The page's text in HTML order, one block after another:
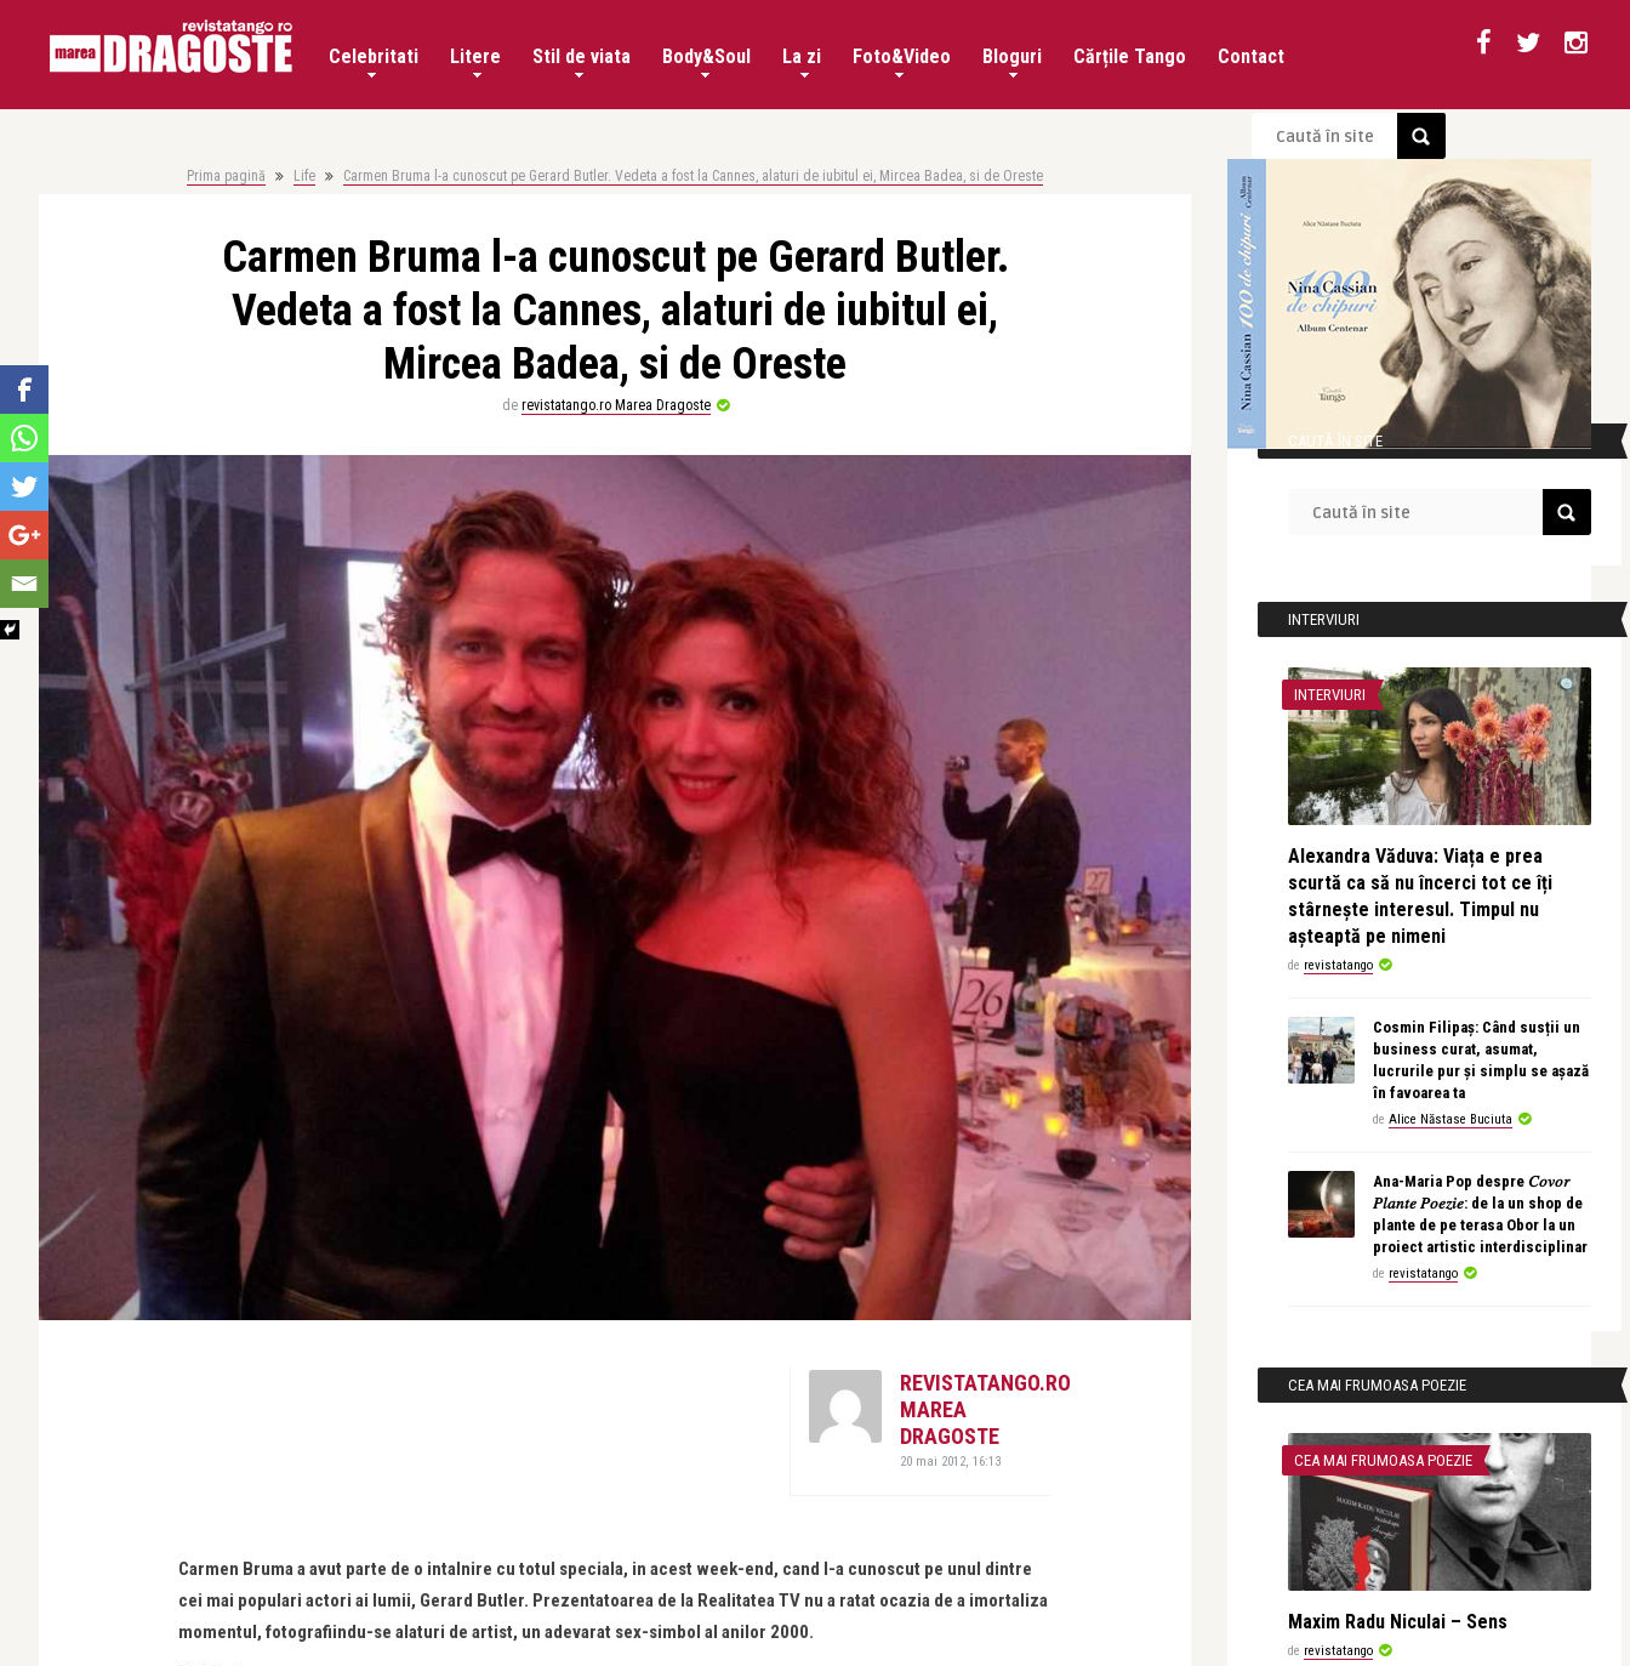
Celebritati Litere Stil de viata Body&Soul La zi Foto&Video Bloguri Cărțile Tango Contact
Prima pagină Life Carmen Bruma l-a cunoscut pe Gerard Butler. Vedeta a fost la Cannes, alaturi de iubitul ei, Mircea Badea, si de Oreste
Carmen Bruma l-a cunoscut pe Gerard Butler.
Vedeta a fost la Cannes, alaturi de iubitul ei,
Mircea Badea, si de Oreste
de revistatango.ro Marea Dragoste
REVISTATANGO.RO
MAREA
DRAGOSTE
20 mai 2012, 16:13
Carmen Bruma a avut parte de o intalnire cu totul speciala, in acest week-end, cand l-a cunoscut pe unul dintre
cei mai populari actori ai lumii, Gerard Butler. Prezentatoarea de la Realitatea TV nu a ratat ocazia de a imortaliza
momentul, fotografiindu-se alaturi de artist, un adevarat sex-simbol al anilor 2000.
CAUTĂ ÎN SITE
INTERVIURI
INTERVIURI
Alexandra Văduva: Viața e prea
scurtă ca să nu încerci tot ce îți
stârnește interesul. Timpul nu
așteaptă pe nimeni
de revistatango
Cosmin Filipaș: Când susții un
business curat, asumat,
lucrurile pur și simplu se așază
în favoarea ta
de Alice Năstase Buciuta
Ana-Maria Pop despre 𝐶𝑜𝑣𝑜𝑟
𝑃𝑙𝑎𝑛𝑡𝑒 𝑃𝑜𝑒𝑧𝑖𝑒: de la un shop de
plante de pe terasa Obor la un
proiect artistic interdisciplinar
de revistatango
CEA MAI FRUMOASA POEZIE
CEA MAI FRUMOASA POEZIE
Maxim Radu Niculai – Sens
de revistatango